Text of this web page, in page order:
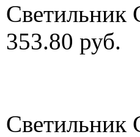
Светильник
353.80 руб.
Светильник